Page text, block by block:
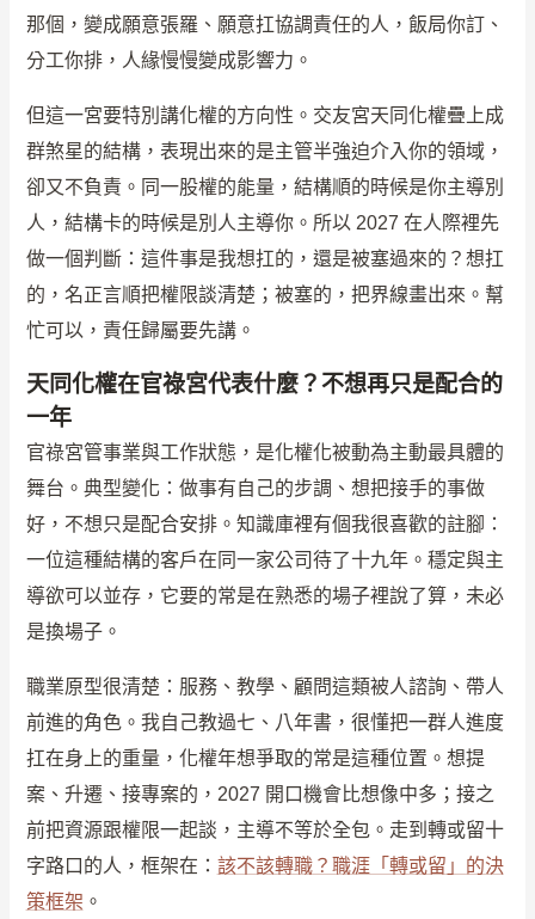
那個，變成願意張羅、願意扛協調責任的人，飯局你訂、
分工你排，人緣慢慢變成影響力。
但這一宮要特別講化權的方向性。交友宮天同化權疊上成
群煞星的結構，表現出來的是主管半強迫介入你的領域，
卻又不負責。同一股權的能量，結構順的時候是你主導別
人，結構卡的時候是別人主導你。所以 2027 在人際裡先
做一個判斷：這件事是我想扛的，還是被塞過來的？想扛
的，名正言順把權限談清楚；被塞的，把界線畫出來。幫
忙可以，責任歸屬要先講。
天同化權在官祿宮代表什麼？不想再只是配合的
一年
官祿宮管事業與工作狀態，是化權化被動為主動最具體的
舞台。典型變化：做事有自己的步調、想把接手的事做
好，不想只是配合安排。知識庫裡有個我很喜歡的註腳：
一位這種結構的客戶在同一家公司待了十九年。穩定與主
導欲可以並存，它要的常是在熟悉的場子裡說了算，未必
是換場子。
職業原型很清楚：服務、教學、顧問這類被人諮詢、帶人
前進的角色。我自己教過七、八年書，很懂把一群人進度
扛在身上的重量，化權年想爭取的常是這種位置。想提
案、升遷、接專案的，2027 開口機會比想像中多；接之
前把資源跟權限一起談，主導不等於全包。走到轉或留十
字路口的人，框架在： 該不該轉職？職涯「轉或留」的決
策框架 。